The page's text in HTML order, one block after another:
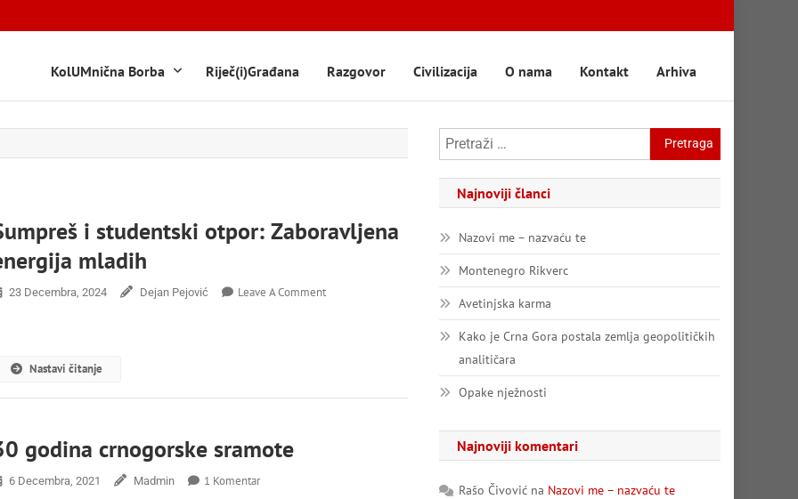
KolUMnična Borba Riječ(i)Građana Razgovor Civilizacija O nama Kontakt Arhiva
i studentski otpor: Zaboravljena
mladih
23 Decembra, 2024 Dejan Pejović Leave A CommentOn
Energija
Nastavi čitanje
godina crnogorske sramote
6 Decembra, 2021 Madmin 1 KomentarNa
Pretraga:
Najnoviji članci
Nazovi me – nazvaću te
Montenegro Rikverc
Avetinjska karma
Kako je Crna Gora postala zemlja geopolitičkih
analitičara
Opake nježnosti
Najnoviji komentari
Rašo Čivović na Nazovi me – nazvaću te